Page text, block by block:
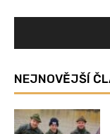
NEJNOVĚJŠÍ